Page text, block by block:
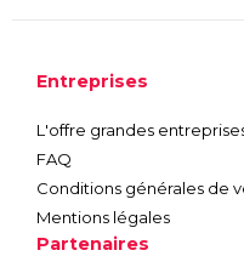
Entreprises
L'offre grandes
FAQ
Conditions générales de
Mentions légales
Partenaires